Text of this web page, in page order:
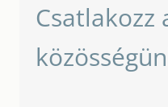
Csatlakozz